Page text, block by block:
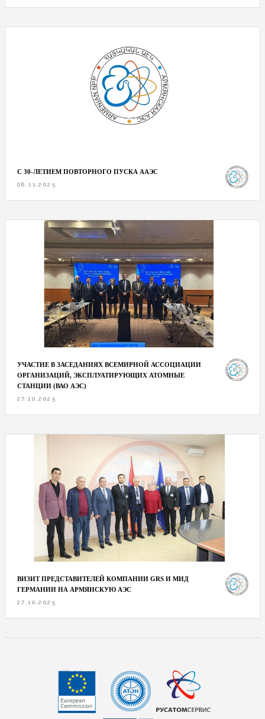
С 30-ЛЕТИЕМ ПОВТОРНОГО ПУСКА ААЭС
06.11.2025
УЧАСТИЕ В ЗАСЕДАНИЯХ ВСЕМИРНОЙ АССОЦИАЦИИ
ОРГАНИЗАЦИЙ, ЭКСПЛУАТИРУЮЩИХ АТОМНЫЕ
СТАНЦИИ (ВАО АЭС)
27.10.2025
ВИЗИТ ПРЕДСТАВИТЕЛЕЙ КОМПАНИИ GRS И МИД
ГЕРМАНИИ НА АРМЯНСКУЮ АЭС
27.10.2025